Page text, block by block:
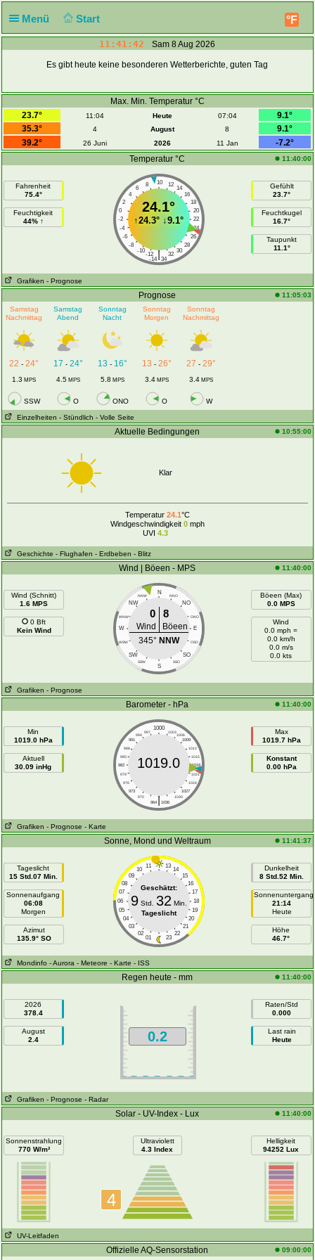
Menü Start °F
11:41:42 Sam 8 Aug 2026
Es gibt heute keine besonderen Wetterberichte, guten Tag
Max. Min. Temperatur °C
23.7°
11:04 Heute 07:04
9.1°
35.3°
4 August 8
9.1°
39.2°
26 Juni 2026 11 Jan
-7.2°
Temperatur °C
11:40:00
Fahrenheit
75.4°
Feuchtigkeit
44% ↑
10
8 12
6
14
4
16
2
18
0
20
-2
22
-4
24
-6
26
-8
28
-10
30
-12 32
|
-14 34
24.1°
↑24.3° ↓9.1°
Gefühlt
23.7°
Feuchtkugel
16.7°
Taupunkt
11.1°
Grafiken - Prognose
Prognose
11:05:03
Samstag
Nachmittag
Samstag
Abend
Sonntag
Nacht
Sonntag
Morgen
Sonntag
Nachmittag
22 -24° 17 - 24° 13 - 16° 13 - 26° 27 - 29°
1.3 MPS 4.5MPS 5.8 MPS 3.4MPS 3.4MPS
SSW O ONO O W
Einzelheiten - Stündlich - Volle Seite
Aktuelle Bedingungen 10:55:00
Klar
Temperatur 24.1°C
Windgeschwindigkeit 0mph
UVI 4.3
Geschichte - Flughafen - Erdbeben - Blitz
Wind | Böeen - MPS 11:40:00
Wind (Schnitt)
1.6 MPS
0 Bft
Kein Wind
N
NNW NNO
NW NO
WNW ONO
W E
WSW OSO
SW SO
SSW SSO
S
0 8
Wind
Böeen
345° NNW
Böeen (Max)
0.0 MPS
Wind
0.0 mph =
0.0 km/h
0.0 m/s
0.0 kts
Grafiken - Prognose
Barometer - hPa 11:40:00
Min
1019.0 hPa
Aktuell
30.09 inHg
1000
997 1003
994
1006
991
1009
988
1012
985
1015
982
1018
979
1021
976
1024
973
1027
970
1030
|
964 1036
1019.0
Max
1019.7 hPa
Konstant
0.00 hPa
Grafiken - Prognose - Karte
Sonne, Mond und Weltraum 11:41:37
Tageslicht
15 Std.07 Min.
Sonnenaufgang
06:08
Morgen
Azimut
135.9° SO
11 13
10
14
09
15
08
16
07
17
06
18
05
19
04
20
03
21
02
22
01 23
Geschätzt:
9Std. 32 Min.
Tageslicht
Dunkelheit
8 Std.52 Min.
Sonnenuntergang
21:14
Heute
Höhe
46.7°
Mondinfo - Aurora - Meteore - Karte - ISS
Regen heute - mm 11:40:00
2026
378.4
August
2.4
0.2
Raten/Std
0.000
Last rain
Heute
Grafiken - Prognose - Radar
Solar - UV-Index - Lux 11:40:00
Sonnenstrahlung
770 W/m²
Ultraviolett
4.3 Index
4
Helligkeit
94252 Lux
UV-Leitfaden
Offizielle AQ-Sensorstation 09:00:00